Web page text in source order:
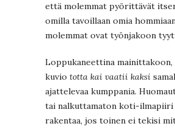
että molemmat pyörittävät
omilla tavoillaan omia
molemmat ovat työnjakoon
Loppukaneettina
kuvio totta kai vaatii kaksi
ajattelevaa kumppania.
tai nalkuttamaton koti-ilmapiiri
rakentaa, jos toinen ei tekisi